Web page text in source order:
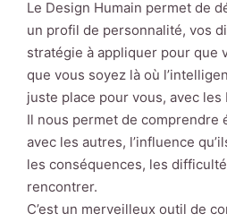
Le Design Humain permet de
un profil de personnalité, vos
stratégie à appliquer pour que
que vous soyez là où
juste place pour vous, avec
Il nous permet de comprendre
avec les autres, l’influence
les conséquences, les
rencontrer.
C’est un merveilleux outil de